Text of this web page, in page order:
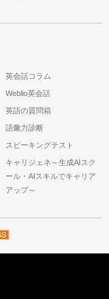
英会話コラム
Weblio英会話
英語の質問箱
語彙力診断
スピーキングテスト
キャリジェネ～生成AIスク
ール・AIスキルでキャリア
アップ～